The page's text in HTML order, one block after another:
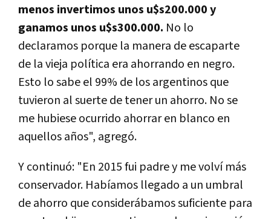
menos invertimos unos u$s200.000 y
ganamos unos u$s300.000. No lo
declaramos porque la manera de escaparte
de la vieja política era ahorrando en negro.
Esto lo sabe el 99% de los argentinos que
tuvieron al suerte de tener un ahorro. No se
me hubiese ocurrido ahorrar en blanco en
aquellos años", agregó.
Y continuó: "En 2015 fui padre y me volví más
conservador. Habíamos llegado a un umbral
de ahorro que considerábamos suficiente para